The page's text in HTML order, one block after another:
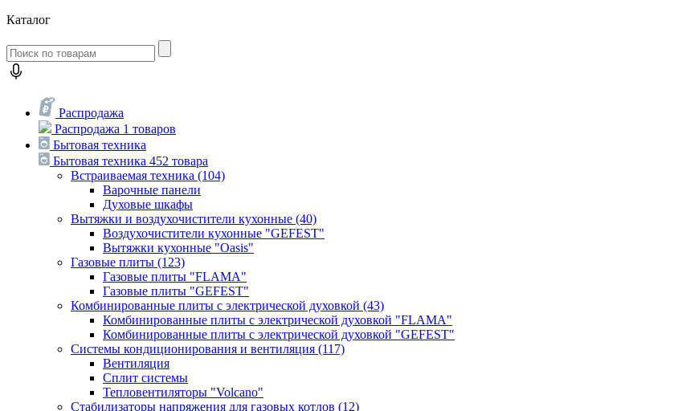
Каталог
Распродажа
Распродажа 1 товаров
Бытовая техника
Бытовая техника 452 товара
Встраиваемая техника (104)
Варочные панели
Духовые шкафы
Вытяжки и воздухочистители кухонные (40)
Воздухочистители кухонные "GEFEST"
Вытяжки кухонные "Oasis"
Газовые плиты (123)
Газовые плиты "FLAMA"
Газовые плиты "GEFEST"
Комбинированные плиты с электрической духовкой (43)
Комбинированные плиты с электрической духовкой "FLAMA"
Комбинированные плиты с электрической духовкой "GEFEST"
Системы кондиционирования и вентиляция (117)
Вентиляция
Сплит системы
Тепловентиляторы "Volcano"
Стабилизаторы напряжения для газовых котлов (12)